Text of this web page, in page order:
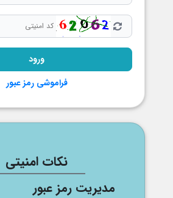
فراموشی رمز عبور
نکات امنیتی
مدیریت رمز عبور